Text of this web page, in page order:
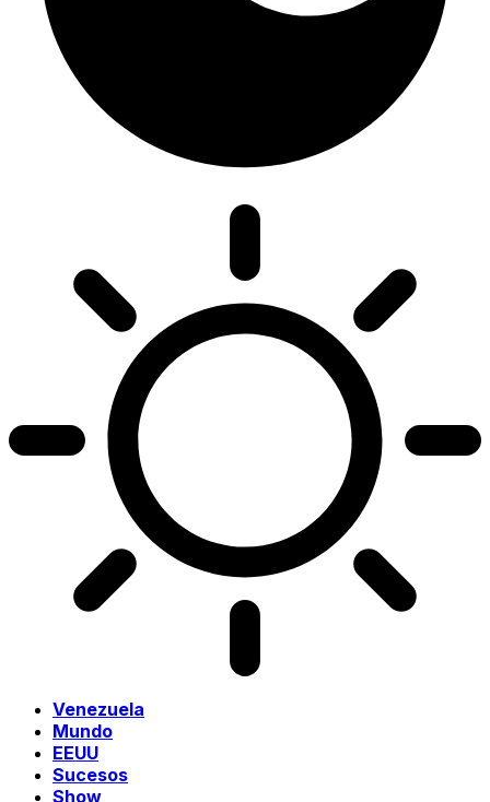
Venezuela
Mundo
EEUU
Sucesos
Show